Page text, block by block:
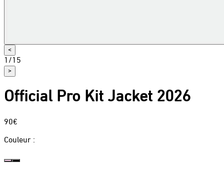
<
1 /15
>
Official Pro Kit Jacket 2026
90€
Couleur :